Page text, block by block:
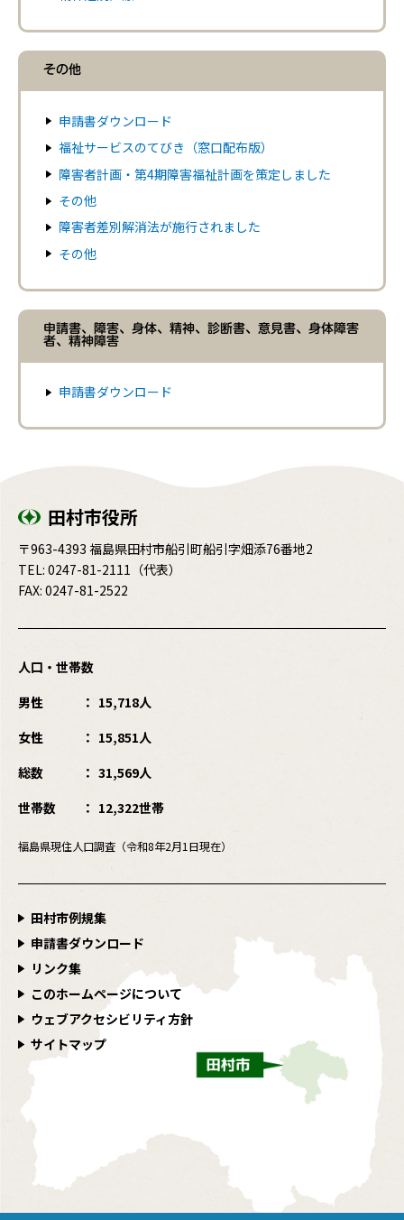
その他
申請書ダウンロード
福祉サービスのてびき（窓口配布版）
障害者計画・第4期障害福祉計画を策定しました
その他
障害者差別解消法が施行されました
その他
申請書、障害、身体、精神、診断書、意見書、身体障害
者、精神障害
申請書ダウンロード
田村市役所
〒963-4393 福島県田村市船引町船引字畑添76番地2
TEL: 0247-81-2111 （代表）
FAX: 0247-81-2522
人口・世帯数
男性
15,718人
女性
15,851人
総数
31,569人
世帯数
12,322世帯
福島県現住人口調査（令和8年2月1日現在）
田村市例規集
申請書ダウンロード
リンク集
このホームページについて
ウェブアクセシビリティ方針
サイトマップ